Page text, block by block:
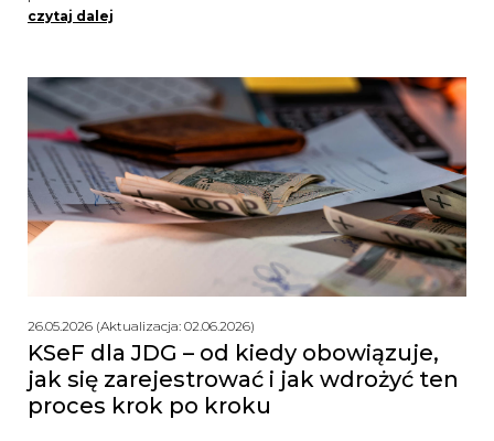
czytaj dalej
26.05.2026 (Aktualizacja: 02.06.2026)
KSeF dla JDG – od kiedy obowiązuje,
jak się zarejestrować i jak wdrożyć ten
proces krok po kroku